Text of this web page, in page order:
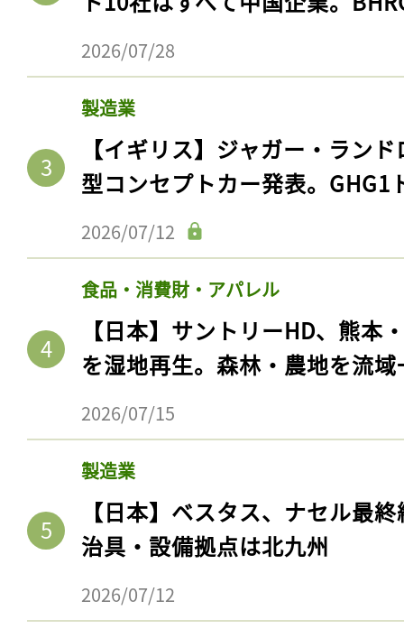
2026/07/28
製造業
【イギリス】ジャガー・ラン
型コンセプトカー発表。GHG1
2026/07/12
食品・消費財・アパレル
【日本】サントリーHD、熊本
を湿地再生。森林・農地を流
2026/07/15
製造業
【日本】ベスタス、ナセル最
治具・設備拠点は北九州
2026/07/12